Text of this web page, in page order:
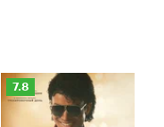
Рейтинг
Кинопоиска
7.8